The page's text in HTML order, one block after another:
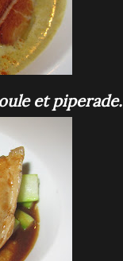
et piperade.